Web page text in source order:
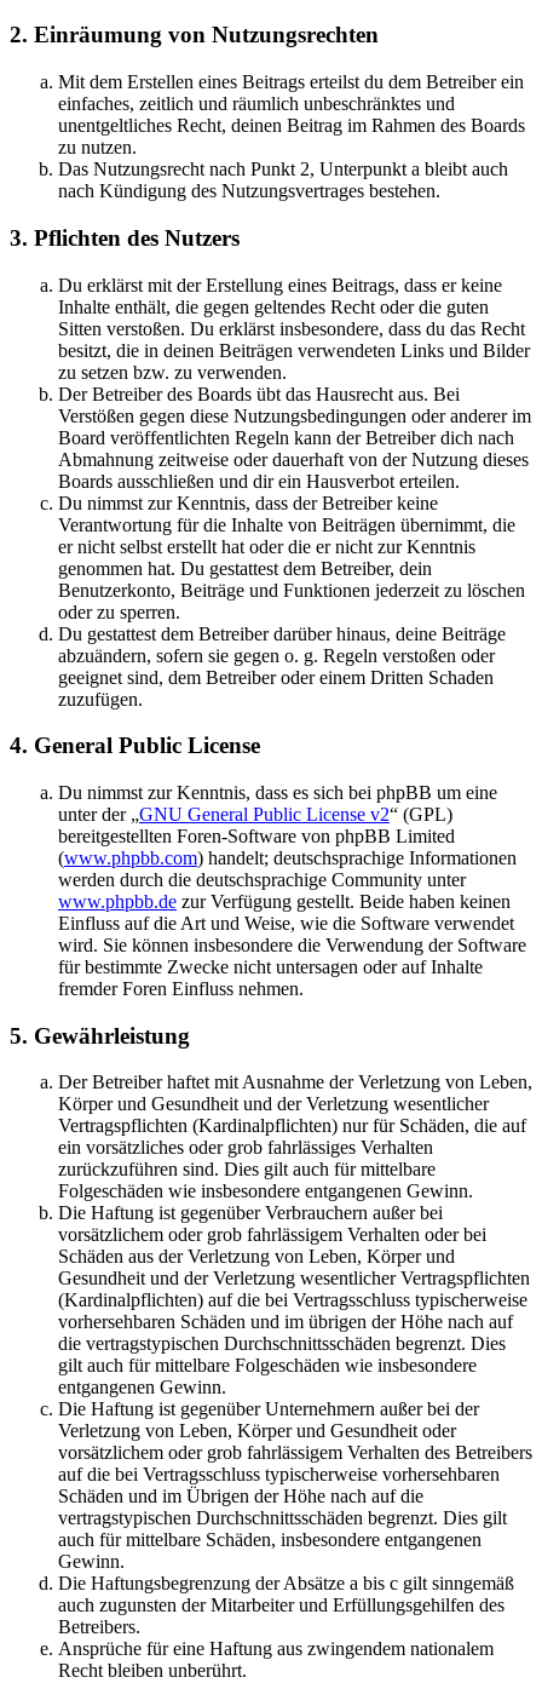
2. Einräumung von Nutzungsrechten
Mit dem Erstellen eines Beitrags erteilst du dem Betreiber ein
einfaches, zeitlich und räumlich unbeschränktes und
unentgeltliches Recht, deinen Beitrag im Rahmen des Boards
zu nutzen.
Das Nutzungsrecht nach Punkt 2, Unterpunkt a bleibt auch
nach Kündigung des Nutzungsvertrages bestehen.
3. Pflichten des Nutzers
Du erklärst mit der Erstellung eines Beitrags, dass er keine
Inhalte enthält, die gegen geltendes Recht oder die guten
Sitten verstoßen. Du erklärst insbesondere, dass du das Recht
besitzt, die in deinen Beiträgen verwendeten Links und Bilder
zu setzen bzw. zu verwenden.
Der Betreiber des Boards übt das Hausrecht aus. Bei
Verstößen gegen diese Nutzungsbedingungen oder anderer im
Board veröffentlichten Regeln kann der Betreiber dich nach
Abmahnung zeitweise oder dauerhaft von der Nutzung dieses
Boards ausschließen und dir ein Hausverbot erteilen.
Du nimmst zur Kenntnis, dass der Betreiber keine
Verantwortung für die Inhalte von Beiträgen übernimmt, die
er nicht selbst erstellt hat oder die er nicht zur Kenntnis
genommen hat. Du gestattest dem Betreiber, dein
Benutzerkonto, Beiträge und Funktionen jederzeit zu löschen
oder zu sperren.
Du gestattest dem Betreiber darüber hinaus, deine Beiträge
abzuändern, sofern sie gegen o. g. Regeln verstoßen oder
geeignet sind, dem Betreiber oder einem Dritten Schaden
zuzufügen.
4. General Public License
Du nimmst zur Kenntnis, dass es sich bei phpBB um eine
unter der „GNU General Public License v2“ (GPL)
bereitgestellten Foren-Software von phpBB Limited
(www.phpbb.com) handelt; deutschsprachige Informationen
werden durch die deutschsprachige Community unter
www.phpbb.de zur Verfügung gestellt. Beide haben keinen
Einfluss auf die Art und Weise, wie die Software verwendet
wird. Sie können insbesondere die Verwendung der Software
für bestimmte Zwecke nicht untersagen oder auf Inhalte
fremder Foren Einfluss nehmen.
5. Gewährleistung
Der Betreiber haftet mit Ausnahme der Verletzung von Leben,
Körper und Gesundheit und der Verletzung wesentlicher
Vertragspflichten (Kardinalpflichten) nur für Schäden, die auf
ein vorsätzliches oder grob fahrlässiges Verhalten
zurückzuführen sind. Dies gilt auch für mittelbare
Folgeschäden wie insbesondere entgangenen Gewinn.
Die Haftung ist gegenüber Verbrauchern außer bei
vorsätzlichem oder grob fahrlässigem Verhalten oder bei
Schäden aus der Verletzung von Leben, Körper und
Gesundheit und der Verletzung wesentlicher Vertragspflichten
(Kardinalpflichten) auf die bei Vertragsschluss typischerweise
vorhersehbaren Schäden und im übrigen der Höhe nach auf
die vertragstypischen Durchschnittsschäden begrenzt. Dies
gilt auch für mittelbare Folgeschäden wie insbesondere
entgangenen Gewinn.
Die Haftung ist gegenüber Unternehmern außer bei der
Verletzung von Leben, Körper und Gesundheit oder
vorsätzlichem oder grob fahrlässigem Verhalten des Betreibers
auf die bei Vertragsschluss typischerweise vorhersehbaren
Schäden und im Übrigen der Höhe nach auf die
vertragstypischen Durchschnittsschäden begrenzt. Dies gilt
auch für mittelbare Schäden, insbesondere entgangenen
Gewinn.
Die Haftungsbegrenzung der Absätze a bis c gilt sinngemäß
auch zugunsten der Mitarbeiter und Erfüllungsgehilfen des
Betreibers.
Ansprüche für eine Haftung aus zwingendem nationalem
Recht bleiben unberührt.